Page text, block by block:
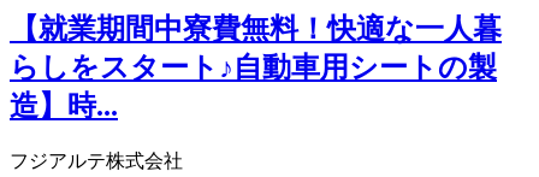
【就業期間中寮費無料！快適な一人暮
らしをスタート♪自動車用シートの製
造】時...
フジアルテ株式会社